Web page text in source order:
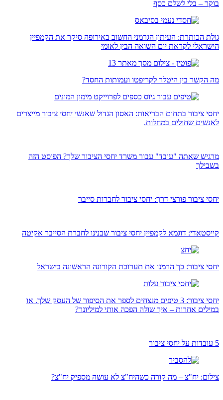
בוקר – בלי לשלם כסף
גולת הכותרת: העיתון הגרמני החשוב באירופה סיקר את הקמפיין
הישראלי לקראת יום השואה הבין לאומי
מה הקשר בין היטלר לקריפטו ועמותות החסד?
יחסי ציבור בתחום הבריאות: האסון הגדול שאנשי יחסי ציבור מייצרים
לאנשים שחולים במחלות.
מרגיש שאתה "עובד" עבור משרד יחסי הציבור שלך? הפוסט הזה
בשבילך
יחסי ציבור פורצי דרך: יחסי ציבור לחברות סייבר
קייסטאדי: דוגמא לקמפיין יחסי ציבור שבנינו לחברת הסייבר אקיטה
יחסי ציבור: כך הרמנו את תערוכת הקורונה הראשונה בישראל
יחסי ציבור: 3 טיפים מנצחים לספר את הסיפור של העסק שלך. או
במילים אחרות – איך שולה הפכה אותי למיליונר?
5 עובדות על יחסי ציבור
צילום: יח"צ – מה קורה כשהיח"צ לא עושה מספיק יח"צ?